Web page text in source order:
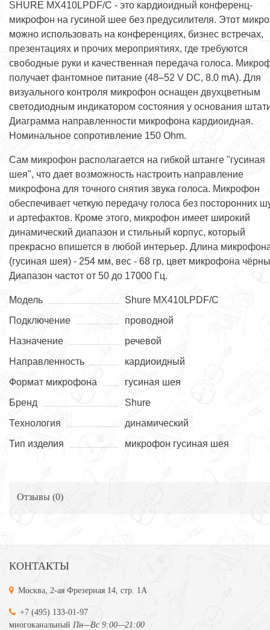
SHURE MX410LPDF/C - это кардиоидный конференц-
микрофон на гусиной шее без предусилителя. Этот
можно использовать на конференциях, бизнес встречах,
презентациях и прочих мероприятиях, где требуются
свободные руки и качественная передача голоса.
получает фантомное питание (48–52 V DC, 8.0 mA). Для
визуального контроля микрофон оснащен двухцветным
светодиодным индикатором состояния у основания
Диаграмма направленности микрофона кардиоидная.
Номинальное сопротивление 150 Ohm.
Сам микрофон располагается на гибкой штанге "гусиная
шея", что дает возможность настроить направление
микрофона для точного снятия звука голоса. Микрофон
обеспечивает четкую передачу голоса без посторонних
и артефактов. Кроме этого, микрофон имеет широкий
динамический диапазон и стильный корпус, который
прекрасно впишется в любой интерьер. Длина
(гусиная шея) - 254 мм, вес - 68 гр, цвет микрофона
Диапазон частот от 50 до 17000 Гц.
Модель
Shure MX410LPDF/C
Подключение
проводной
Назначение
речевой
Направленность
кардиоидный
Формат микрофона
гусиная шея
Бренд
Shure
Технология
динамический
Тип изделия
микрофон гусиная шея
Отзывы (0)
КОНТАКТЫ
Москва, 2-ая Фрезерная 14, стр. 1А
+7 (495) 133-01-97
многоканальный Пн—Вс 9:00—21:00